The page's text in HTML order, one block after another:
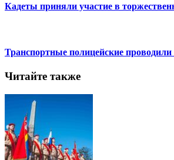
Кадеты приняли участие в
Транспортные полицейские
Читайте также